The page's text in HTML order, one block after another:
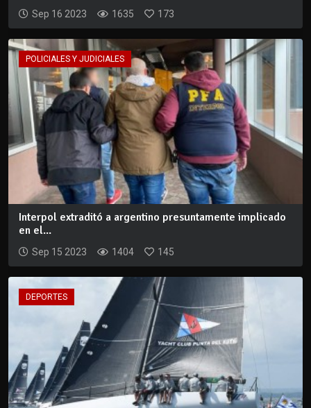
Sep 16 2023 1635 173
POLICIALES Y JUDICIALES
Interpol extraditó a argentino presuntamente implicado
en el...
Sep 15 2023 1404 145
DEPORTES